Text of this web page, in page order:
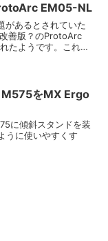
EM05-NL
があるとされていた
善版？のProtoArc
たようです。これは
をMX Ergo
に傾斜スタンドを装
うに使いやすくす